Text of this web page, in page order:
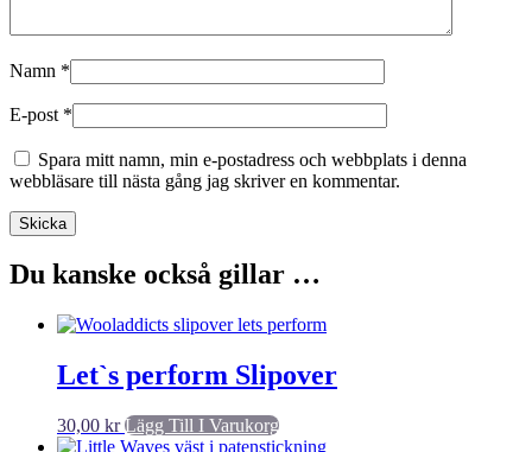
Namn *
E-post *
Spara mitt namn, min e-postadress och webbplats i denna
webbläsare till nästa gång jag skriver en kommentar.
Du kanske också gillar …
Let`s perform Slipover
30,00 kr Lägg Till I Varukorg